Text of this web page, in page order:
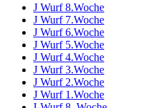
J Wurf 8.Woche
J Wurf 7.Woche
J Wurf 6.Woche
J Wurf 5.Woche
J Wurf 4.Woche
J Wurf 3.Woche
J Wurf 2.Woche
J Wurf 1.Woche